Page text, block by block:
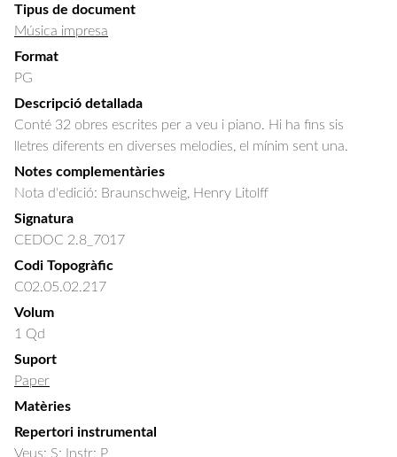
Tipus de document
Música impresa
Format
PG
Descripció detallada
Conté 32 obres escrites per a veu i piano. Hi ha fins sis
lletres diferents en diverses melodies, el mínim sent una.
Notes complementàries
Nota d'edició: Braunschweig, Henry Litolff
Signatura
CEDOC 2.8_7017
Codi Topogràfic
C02.05.02.217
Volum
1 Qd
Suport
Paper
Matèries
Repertori instrumental
Veus: S; Instr: P